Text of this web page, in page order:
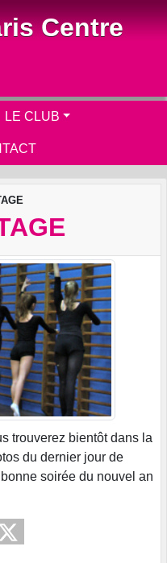
Centre
LE CLUB
trouverez bientôt dans la
du dernier jour de
soirée du nouvel an